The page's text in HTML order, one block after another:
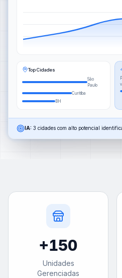
Top Cidades
São
Paulo
Curitiba
BH
IA: 3 cidades com alto potencial
+150
Unidades
Gerenciadas